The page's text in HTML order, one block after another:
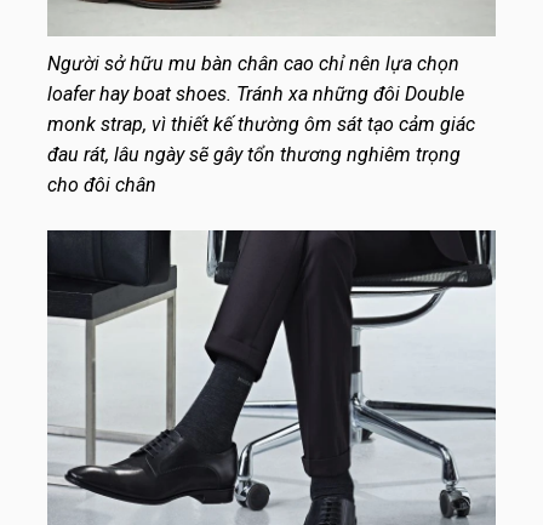
Người sở hữu mu bàn chân cao chỉ nên lựa chọn
loafer hay boat shoes. Tránh xa những đôi Double
monk strap, vì thiết kế thường ôm sát tạo cảm giác
đau rát, lâu ngày sẽ gây tổn thương nghiêm trọng
cho đôi chân